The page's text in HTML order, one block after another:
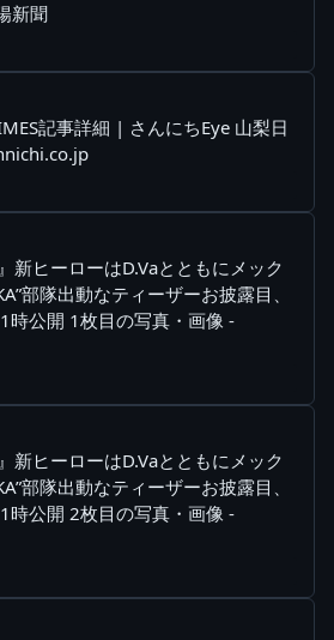
新聞
記事詳細 | さんにちEye 山梨日
新ヒーローはD.Vaとともにメック
部隊出動なティーザーお披露目、
時公開 1枚目の写真・画像 -
新ヒーローはD.Vaとともにメック
部隊出動なティーザーお披露目、
時公開 2枚目の写真・画像 -